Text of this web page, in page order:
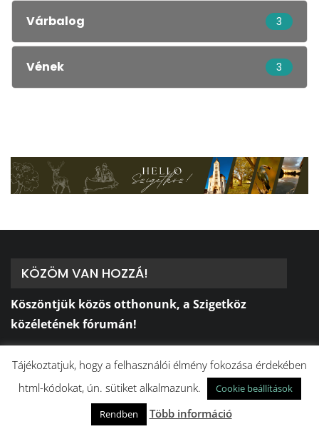
Várbalog 3
Vének 3
KÖZÖM VAN HOZZÁ!
Köszöntjük közös otthonunk, a Szigetköz
közéletének fórumán!
⠀
Küldetésünk, hogy objektív, hiteles és naprakész
tájékoztatást nyújtsunk városaink és falvaink
közösségi életét érintő valamennyi eseményről,
rendezvényről, és az itt lakók számára
Tájékoztatjuk, hogy a felhasználói élmény fokozása érdekében
html-kódokat, ún. sütiket alkalmazunk.
Cookie beállítások
Rendben
Több információ